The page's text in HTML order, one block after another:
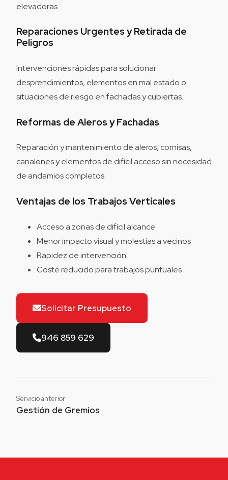
elevadoras.
Reparaciones Urgentes y Retirada de
Peligros
Intervenciones rápidas para solucionar
desprendimientos, elementos en mal estado o
situaciones de riesgo en fachadas y cubiertas.
Reformas de Aleros y Fachadas
Reparación y mantenimiento de aleros, cornisas,
canalones y elementos de difícil acceso sin necesidad
de andamios completos.
Ventajas de los Trabajos Verticales
Acceso a zonas de difícil alcance
Menor impacto visual y molestias a vecinos
Rapidez de intervención
Coste reducido para trabajos puntuales
Solicitar Presupuesto
946 859 629
Servicio anterior
Gestión de Gremios